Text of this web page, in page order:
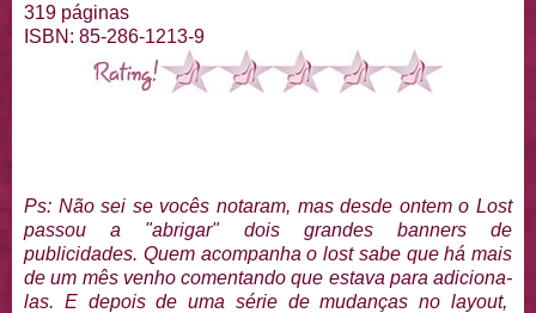
319 páginas
ISBN: 85-286-1213-9
Ps: Não sei se vocês notaram, mas desde ontem o Lost
passou a "abrigar" dois grandes banners de
publicidades. Quem acompanha o lost sabe que há mais
de um mês venho comentando que estava para adiciona-
las. E depois de uma série de mudanças no layout,